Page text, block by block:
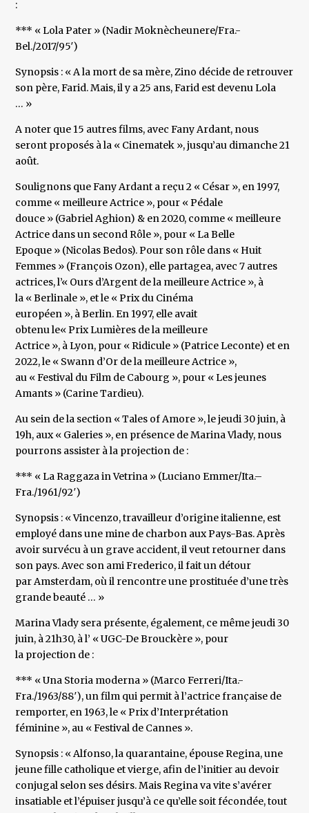
:
*** « Lola Pater » (Nadir Moknècheunere/Fra.-
Bel./2017/95′)
Synopsis : « A la mort de sa mère, Zino décide de retrouver
son père, Farid. Mais, il y a 25 ans, Farid est devenu Lola
… »
A noter que 15 autres films, avec Fany Ardant, nous
seront proposés à la « Cinematek », jusqu’au dimanche 21
août.
Soulignons que Fany Ardant a reçu 2 « César », en 1997,
comme « meilleure Actrice », pour « Pédale
douce » (Gabriel Aghion) & en 2020, comme « meilleure
Actrice dans un second Rôle », pour « La Belle
Epoque » (Nicolas Bedos). Pour son rôle dans « Huit
Femmes » (François Ozon), elle partagea, avec 7 autres
actrices, l’« Ours d’Argent de la meilleure Actrice », à
la « Berlinale », et le « Prix du Cinéma
européen », à Berlin. En 1997, elle avait
obtenu le« Prix Lumières de la meilleure
Actrice », à Lyon, pour « Ridicule » (Patrice Leconte) et en
2022, le « Swann d’Or de la meilleure Actrice »,
au « Festival du Film de Cabourg », pour « Les jeunes
Amants » (Carine Tardieu).
Au sein de la section « Tales of Amore », le jeudi 30 juin, à
19h, aux « Galeries », en présence de Marina Vlady, nous
pourrons assister à la projection de :
*** « La Raggaza in Vetrina » (Luciano Emmer/Ita.–
Fra./1961/92′)
Synopsis : « Vincenzo, travailleur d’origine italienne, est
employé dans une mine de charbon aux Pays-Bas. Après
avoir survécu à un grave accident, il veut retourner dans
son pays. Avec son ami Frederico, il fait un détour
par Amsterdam, où il rencontre une prostituée d’une très
grande beauté … »
Marina Vlady sera présente, également, ce même jeudi 30
juin, à 21h30, à l’ « UGC-De Brouckère », pour
la projection de :
*** « Una Storia moderna » (Marco Ferreri/Ita.-
Fra./1963/88′), un film qui permit à l’actrice française de
remporter, en 1963, le « Prix d’Interprétation
féminine », au « Festival de Cannes ».
Synopsis : « Alfonso, la quarantaine, épouse Regina, une
jeune fille catholique et vierge, afin de l’initier au devoir
conjugal selon ses désirs. Mais Regina va vite s’avérer
insatiable et l’épuiser jusqu’à ce qu’elle soit fécondée, tout